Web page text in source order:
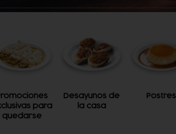
para
quedarse
Desayunos de
la casa
Postres